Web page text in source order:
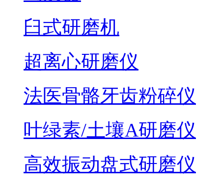
臼式研磨机
超离心研磨仪
法医骨骼牙齿粉碎仪
叶绿素/土壤A研磨仪
高效振动盘式研磨仪